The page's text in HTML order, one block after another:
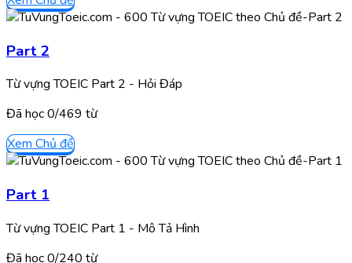
Part 2
Từ vựng TOEIC Part 2 - Hỏi Đáp
Đã học0/469 từ
Xem Chủ đề
Part 1
Từ vựng TOEIC Part 1 - Mô Tả Hình
Đã học0/240 từ